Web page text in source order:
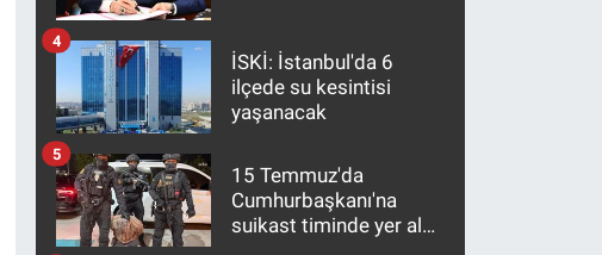
İSKİ: İstanbul'da 6
ilçede su kesintisi
yaşanacak
4
15 Temmuz'da
Cumhurbaşkanı'na
suikast timinde yer alan
5